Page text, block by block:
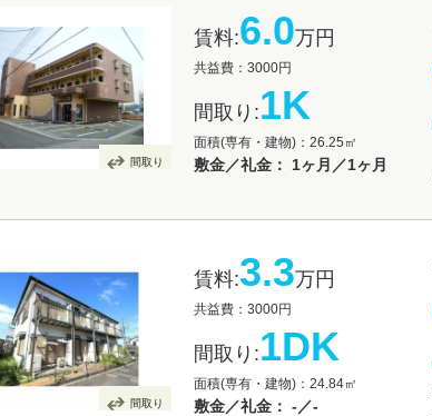
間取り
賃料:6.0万円
共益費：3000円
間取り:1K
面積(専有・建物)：26.25㎡
敷金／礼金： 1ヶ月／1ヶ月
間取り
賃料:3.3万円
共益費：3000円
間取り:1DK
面積(専有・建物)：24.84㎡
敷金／礼金： -／-